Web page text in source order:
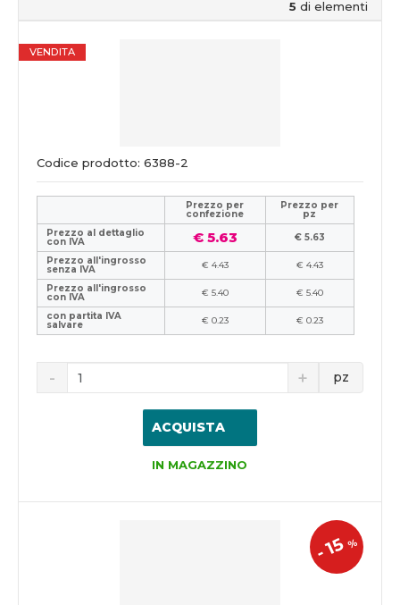
5 di elementi
Codice prodotto: 6388-2
VENDITA
Prezzo per
confezione
Prezzo per
pz
Prezzo al dettaglio
con IVA € 5.63
€ 5.63
Prezzo all'ingrosso
senza IVA € 4.43
€ 4.43
Prezzo all'ingrosso
con IVA € 5.40
€ 5.40
con partita IVA
salvare € 0.23 € 0.23
pz
ACQUISTA
IN MAGAZZINO
-15%